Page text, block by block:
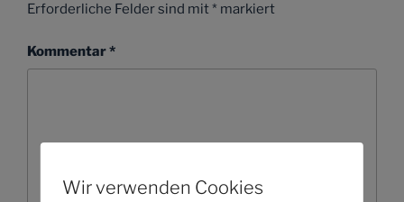
Erforderliche Felder sind mit* markiert
Kommentar*
Wir verwenden Cookies